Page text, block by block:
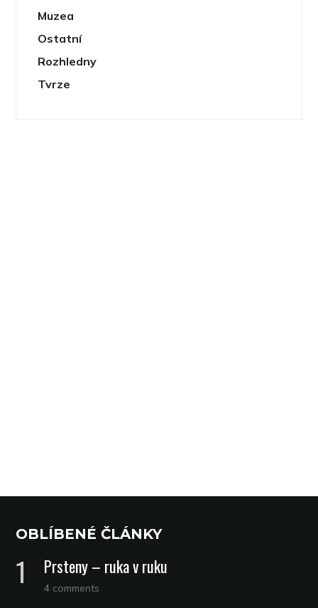
Muzea
Ostatní
Rozhledny
Tvrze
OBLÍBENÉ ČLÁNKY
Prsteny – ruka v ruku
4 comments